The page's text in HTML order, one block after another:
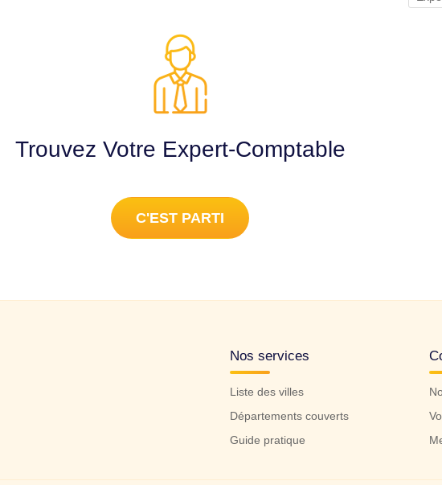
Trouvez Votre Expert-Comptable
C'EST PARTI
Nos services
Liste des villes
Départements couverts
Guide pratique